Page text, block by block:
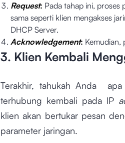
Request: Pada tahap ini, proses
sama seperti klien mengakses
DHCP Server.
Acknowledgement: Kemudian,
3. Klien Kembali
Terakhir, tahukah Anda
terhubung kembali pada IP
klien akan bertukar pesan
parameter jaringan.